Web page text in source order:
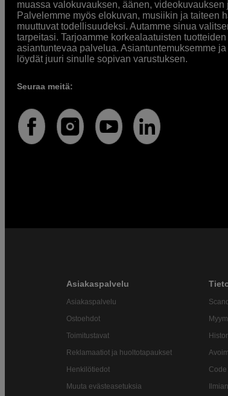
muassa valokuvauksen, äänen,
Palvelemme myös elokuvan, musiikin ja taiteen
muuttuvat todellisuudeksi. Autamme sinua
tarpeitasi. Tarjoamme korkealaatuisten
asiantuntevaa palvelua. Asiantuntemuksemme
löydät juuri sinulle sopivan varustuksen.
Seuraa meitä:
Asiakaspalvelu
Asiakaspalvelu
Ostoehdot
Toimitustavat
Reklamaatiot ja huoltotapaukset
Henkilötiedot
Muuta evästeasetuksia